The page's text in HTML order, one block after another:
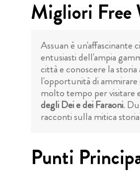
Migliori Free
Assuan è
entusiasti dell'ampia
città e conoscere la
l'opportunità di ammirare
molto tempo per visitare
degli Dei e dei Faraoni.
racconti sulla mitica
Punti